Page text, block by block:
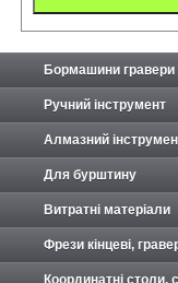
Бормашини гравери
Ручний інструмент
Алмазний
Для бурштину
Витратні матеріали
Фрези кінцеві,
Координатні столи,